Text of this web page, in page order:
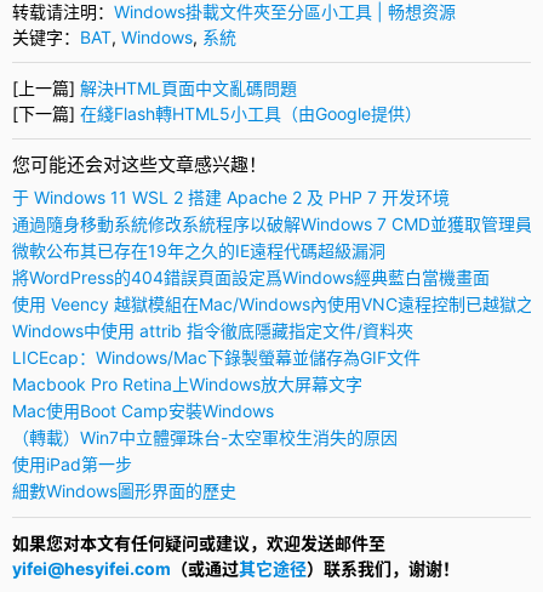
转载请注明： Windows掛載文件夾至分區小工具 | 畅想资源
关键字： BAT, Windows, 系統
[上一篇] 解決HTML頁面中文亂碼問題
[下一篇] 在綫Flash轉HTML5小工具（由Google提供）
您可能还会对这些文章感兴趣！
于 Windows 11 WSL 2 搭建 Apache 2 及 PHP 7 开发环境
通過隨身移動系統修改系統程序以破解Windows 7 CMD並獲取管理員
微軟公布其已存在19年之久的IE遠程代碼超級漏洞
將WordPress的404錯誤頁面設定爲Windows經典藍白當機畫面
使用 Veency 越獄模組在Mac/Windows內使用VNC遠程控制已越獄之
Windows中使用 attrib 指令徹底隱藏指定文件/資料夾
LICEcap：Windows/Mac下錄製螢幕並儲存為GIF文件
Macbook Pro Retina上Windows放大屏幕文字
Mac使用Boot Camp安裝Windows
（轉載）Win7中立體彈珠台-太空軍校生消失的原因
使用iPad第一步
細數Windows圖形界面的歷史
如果您对本文有任何疑问或建议，欢迎发送邮件至
yifei@hesyifei.com （或通过其它途径）联系我们，谢谢！